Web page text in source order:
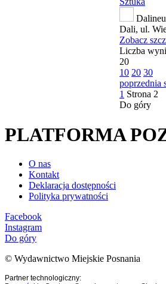
Dali, ul.
Zobacz
Liczba
20
10 20 30
poprzednia
1 Strona 2
Do góry
PLATFORMA
O nas
Kontakt
Deklaracja dostępności
Polityka prywatności
Facebook
Instagram
Do góry
© Wydawnictwo Miejskie Posnania
Partner technologiczny: